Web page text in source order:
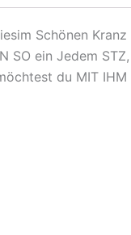
Schönen
SO ein Jedem
du MIT IHM